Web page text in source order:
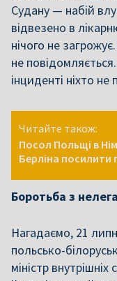
Судану — набій
відвезено в
нічого не
не
інциденті ніхто
Читайте також:
Посол Польщі в
Берліна
Боротьба з
Нагадаємо, 21
польсько-
міністр